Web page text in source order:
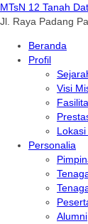
MTsN 12 Tanah
Jl. Raya Padang
Beranda
Profil
Visi
Personalia
Alumni